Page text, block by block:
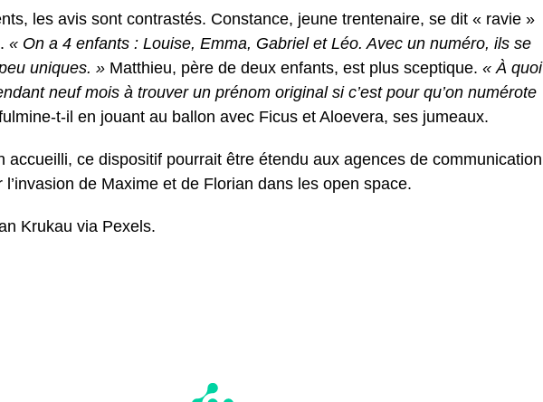
les avis sont contrastés. Constance, jeune trentenaire, se dit « ravie »
« On a 4 enfants : Louise, Emma, Gabriel et Léo. Avec un numéro, ils se
uniques. » Matthieu, père de deux enfants, est plus sceptique. « À quoi
neuf mois à trouver un prénom original si c’est pour qu’on numérote
t-il en jouant au ballon avec Ficus et Aloevera, ses jumeaux.
accueilli, ce dispositif pourrait être étendu aux agences de communication
l’invasion de Maxime et de Florian dans les open space.
Krukau via Pexels.